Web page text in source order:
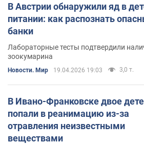
В Австрии обнаружили яд в
питании: как распознать
банки
Лабораторные тесты подтвердили
зоокумарина
Новости. Мир 19.04.2026 19:03 3,0 т.
В Ивано-Франковске двое
попали в реанимацию из-за
отравления неизвестными
веществами